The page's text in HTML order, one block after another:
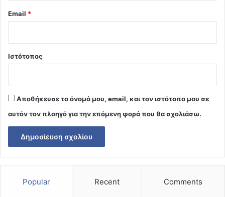
Email *
Ιστότοπος
Αποθήκευσε το όνομά μου, email, και τον ιστότοπο μου σε
αυτόν τον πλοηγό για την επόμενη φορά που θα σχολιάσω.
Popular Recent Comments